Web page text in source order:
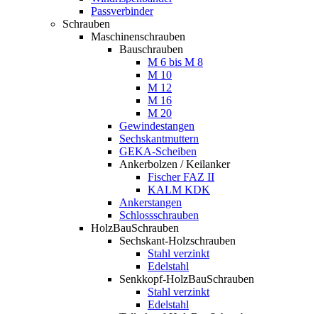
Passverbinder
Schrauben
Maschinenschrauben
Bauschrauben
M 6 bis M 8
M 10
M 12
M 16
M 20
Gewindestangen
Sechskantmuttern
GEKA-Scheiben
Ankerbolzen / Keilanker
Fischer FAZ II
KALM KDK
Ankerstangen
Schlossschrauben
HolzBauSchrauben
Sechskant-Holzschrauben
Stahl verzinkt
Edelstahl
Senkkopf-HolzBauSchrauben
Stahl verzinkt
Edelstahl